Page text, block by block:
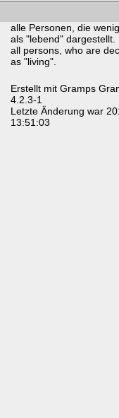
alle Personen, die
als "lebend" dargestellt.
all persons, who are
as "living".
Erstellt mit Gramps
4.2.3-1
Letzte Änderung war
13:51:03